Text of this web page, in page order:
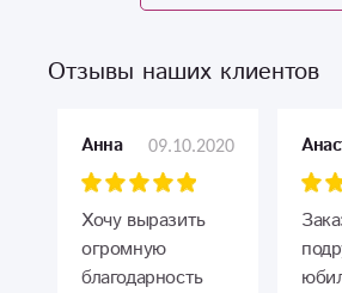
Отзывы наших клиентов
Анна 09.10.2020
Хочу выразить
огромную
благодарность